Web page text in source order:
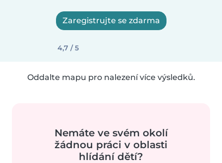
Zaregistrujte se zdarma
4,7 / 5
Oddalte mapu pro nalezení více výsledků.
Nemáte ve svém okolí
žádnou práci v oblasti
hlídání dětí?